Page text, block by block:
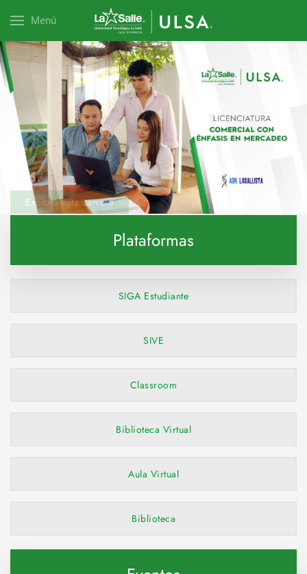
Menú
Explora esta carrera
Plataformas
SIGA Estudiante
SIVE
Classroom
Biblioteca Virtual
Aula Virtual
Biblioteca